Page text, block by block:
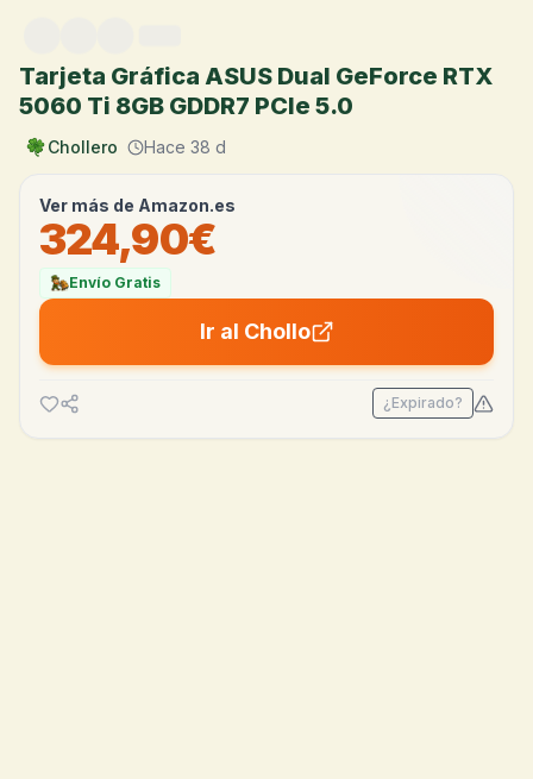
Tarjeta Gráfica ASUS Dual GeForce RTX
5060 Ti 8GB GDDR7 PCIe 5.0
Chollero Hace 38 d
Ver más de Amazon.es
324,90€
Envío Gratis
Ir al Chollo
¿Expirado?